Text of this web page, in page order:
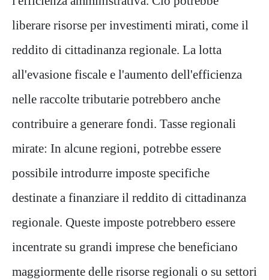
liberare risorse per investimenti mirati, come il
reddito di cittadinanza regionale. La lotta
all'evasione fiscale e l'aumento dell'efficienza
nelle raccolte tributarie potrebbero anche
contribuire a generare fondi. Tasse regionali
mirate: In alcune regioni, potrebbe essere
possibile introdurre imposte specifiche
destinate a finanziare il reddito di cittadinanza
regionale. Queste imposte potrebbero essere
incentrate su grandi imprese che beneficiano
maggiormente delle risorse regionali o su settori